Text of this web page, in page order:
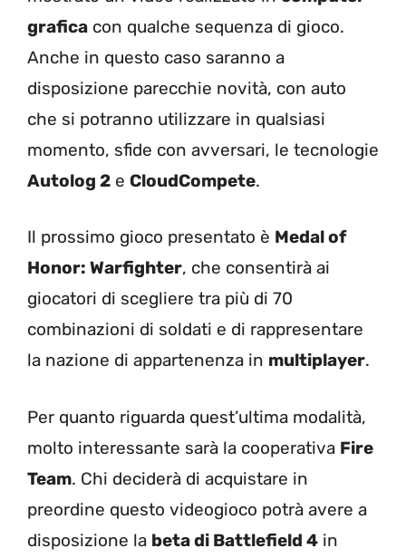
grafica con qualche sequenza di gioco.
Anche in questo caso saranno a
disposizione parecchie novità, con auto
che si potranno utilizzare in qualsiasi
momento, sfide con avversari, le tecnologie
Autolog 2 e CloudCompete.
Il prossimo gioco presentato è Medal of
Honor: Warfighter, che consentirà ai
giocatori di scegliere tra più di 70
combinazioni di soldati e di rappresentare
la nazione di appartenenza in multiplayer.
Per quanto riguarda quest’ultima modalità,
molto interessante sarà la cooperativa Fire
Team. Chi deciderà di acquistare in
preordine questo videogioco potrà avere a
disposizione la beta di Battlefield 4 in